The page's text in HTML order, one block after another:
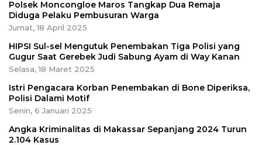
Polsek Moncongloe Maros Tangkap Dua Remaja
Diduga Pelaku Pembusuran Warga
Jumat, 18 April 2025
HIPSI Sul-sel Mengutuk Penembakan Tiga Polisi yang
Gugur Saat Gerebek Judi Sabung Ayam di Way Kanan
Selasa, 18 Maret 2025
Istri Pengacara Korban Penembakan di Bone Diperiksa,
Polisi Dalami Motif
Senin, 6 Januari 2025
Angka Kriminalitas di Makassar Sepanjang 2024 Turun
2.104 Kasus